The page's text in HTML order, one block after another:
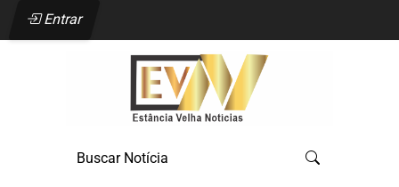
Entrar